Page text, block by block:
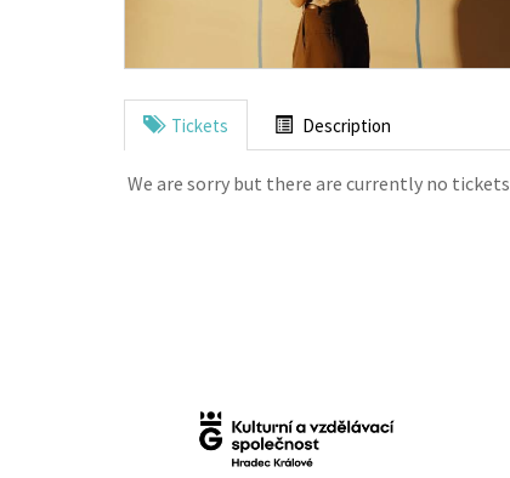
Tickets Description
We are sorry but there are currently no tickets